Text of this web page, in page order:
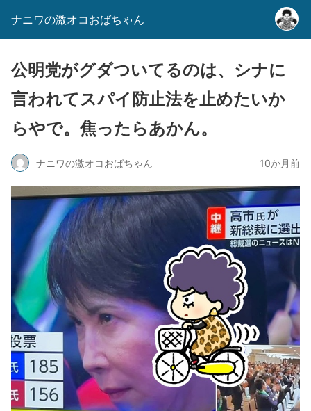
ナニワの激オコおばちゃん
公明党がグダついてるのは、シナに
言われてスパイ防止法を止めたいか
らやで。焦ったらあかん。
ナニワの激オコおばちゃん 10か月前